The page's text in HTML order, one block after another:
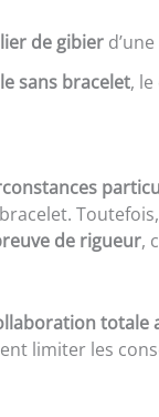
de gibier d’une
sans bracelet,
de rigueur,
totale
limiter les